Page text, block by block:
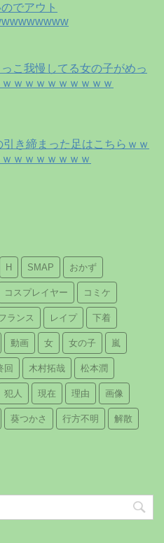
でアウト
っこ我慢してる女の子がめっ
ｗｗｗｗｗｗｗｗｗ
引き締まった足はこちらｗｗ
ｗｗｗｗｗｗｗ
H SMAP おかず
コスプレイヤー コミケ
ランス レイプ 下着
動画 女 女の子 嵐
回 木村拓哉 松本潤
犯人 現在 理由 画像
葵つかさ 行方不明 解散